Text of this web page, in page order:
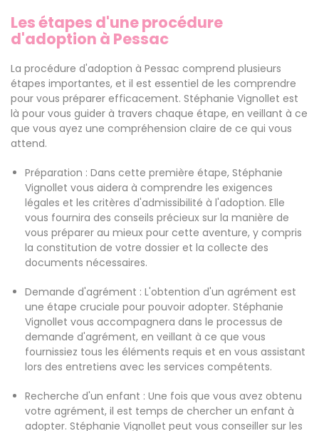
Les étapes d'une procédure
d'adoption à Pessac
La procédure d'adoption à Pessac comprend plusieurs
étapes importantes, et il est essentiel de les comprendre
pour vous préparer efficacement. Stéphanie Vignollet est
là pour vous guider à travers chaque étape, en veillant à ce
que vous ayez une compréhension claire de ce qui vous
attend.
Préparation : Dans cette première étape, Stéphanie
Vignollet vous aidera à comprendre les exigences
légales et les critères d'admissibilité à l'adoption. Elle
vous fournira des conseils précieux sur la manière de
vous préparer au mieux pour cette aventure, y compris
la constitution de votre dossier et la collecte des
documents nécessaires.
Demande d'agrément : L'obtention d'un agrément est
une étape cruciale pour pouvoir adopter. Stéphanie
Vignollet vous accompagnera dans le processus de
demande d'agrément, en veillant à ce que vous
fournissiez tous les éléments requis et en vous assistant
lors des entretiens avec les services compétents.
Recherche d'un enfant : Une fois que vous avez obtenu
votre agrément, il est temps de chercher un enfant à
adopter. Stéphanie Vignollet peut vous conseiller sur les